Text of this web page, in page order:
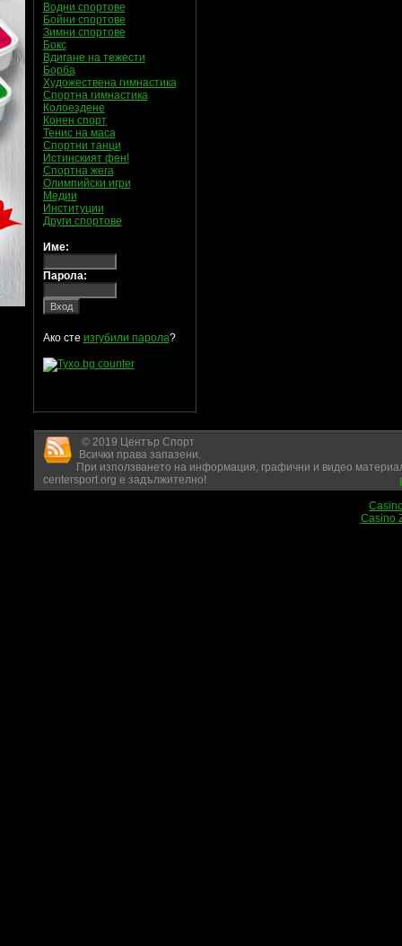
Водни спортове
Бойни спортове
Зимни спортове
Бокс
Вдигане на тежести
Борба
Художествена гимнастика
Спортна гимнастика
Колоездене
Конен спорт
Тенис на маса
Спортни танци
Истинският фен!
Спортна жега
Олимпийски игри
Медии
Институции
Други спортове
Име:
Парола:
Ако сте изгубили парола?
© 2019 Център Спорт
Всички права запазени.
При използването на информация, графични и видео
centersport.org е задължително!
Casino